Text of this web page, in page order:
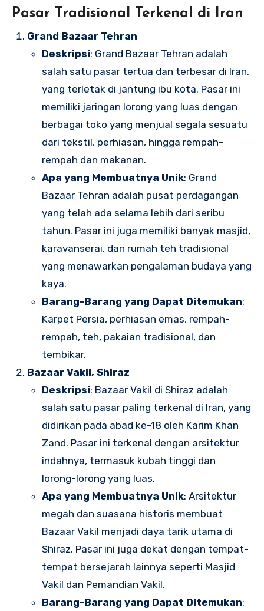
Pasar Tradisional Terkenal di Iran
Grand Bazaar Tehran
Deskripsi: Grand Bazaar Tehran adalah
salah satu pasar tertua dan terbesar di Iran,
yang terletak di jantung ibu kota. Pasar ini
memiliki jaringan lorong yang luas dengan
berbagai toko yang menjual segala sesuatu
dari tekstil, perhiasan, hingga rempah-
rempah dan makanan.
Apa yang Membuatnya Unik: Grand
Bazaar Tehran adalah pusat perdagangan
yang telah ada selama lebih dari seribu
tahun. Pasar ini juga memiliki banyak masjid,
karavanserai, dan rumah teh tradisional
yang menawarkan pengalaman budaya yang
kaya.
Barang-Barang yang Dapat Ditemukan:
Karpet Persia, perhiasan emas, rempah-
rempah, teh, pakaian tradisional, dan
tembikar.
Bazaar Vakil, Shiraz
Deskripsi: Bazaar Vakil di Shiraz adalah
salah satu pasar paling terkenal di Iran, yang
didirikan pada abad ke-18 oleh Karim Khan
Zand. Pasar ini terkenal dengan arsitektur
indahnya, termasuk kubah tinggi dan
lorong-lorong yang luas.
Apa yang Membuatnya Unik: Arsitektur
megah dan suasana historis membuat
Bazaar Vakil menjadi daya tarik utama di
Shiraz. Pasar ini juga dekat dengan tempat-
tempat bersejarah lainnya seperti Masjid
Vakil dan Pemandian Vakil.
Barang-Barang yang Dapat Ditemukan: